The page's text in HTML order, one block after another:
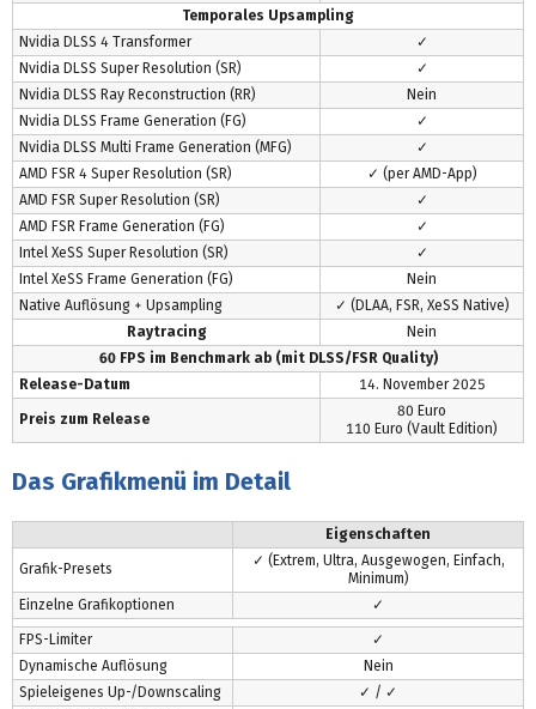
Temporales Upsampling
Nvidia DLSS 4 Transformer
✓
Nvidia DLSS Super Resolution (SR)
✓
Nvidia DLSS Ray Reconstruction (RR)
Nein
Nvidia DLSS Frame Generation (FG)
✓
Nvidia DLSS Multi Frame Generation (MFG)
✓
AMD FSR 4 Super Resolution (SR)
✓ (per AMD-App)
AMD FSR Super Resolution (SR)
✓
AMD FSR Frame Generation (FG)
✓
Intel XeSS Super Resolution (SR)
✓
Intel XeSS Frame Generation (FG)
Nein
Native Auflösung + Upsampling
✓ (DLAA, FSR, XeSS Native)
Raytracing
Nein
60 FPS im Benchmark ab (mit DLSS/FSR Quality)
Release-Datum
14. November 2025
Preis zum Release
80 Euro
110 Euro (Vault Edition)
Das Grafikmenü im Detail
Eigenschaften
Grafik-Presets
✓ (Extrem, Ultra, Ausgewogen, Einfach,
Minimum)
Einzelne Grafikoptionen
✓
FPS-Limiter
✓
Dynamische Auflösung
Nein
Spieleigenes Up-/Downscaling
✓ / ✓